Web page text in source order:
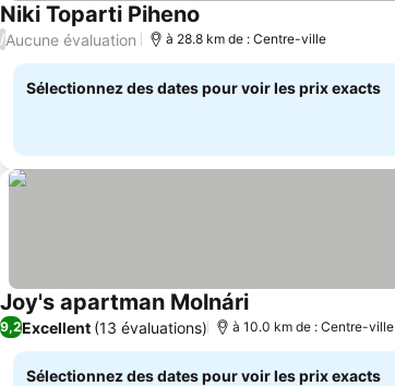
Niki Toparti Piheno
/Aucune évaluation à 28.8 km de : Centre-ville
Sélectionnez des dates pour voir les prix exacts
Joy's apartman MolnáriConsulter les prix
9,2Excellent (13 évaluations) à 10.0 km de : Centre-ville
Sélectionnez des dates pour voir les prix exacts